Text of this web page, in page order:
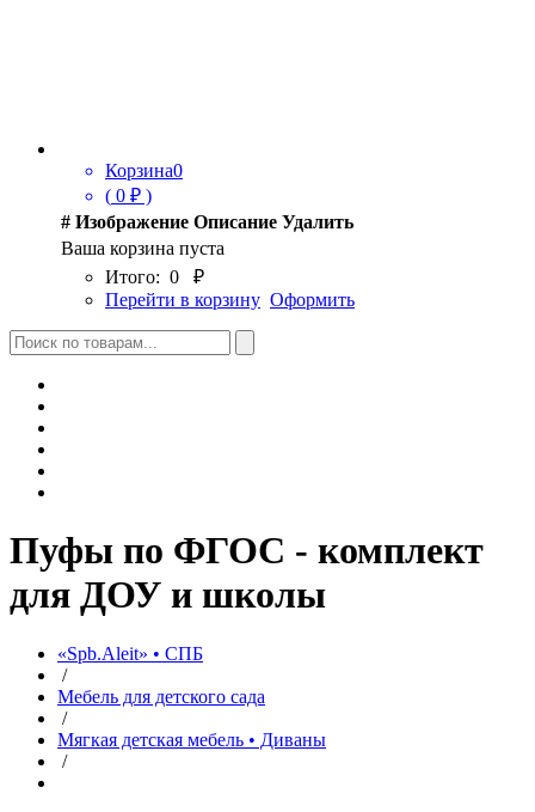
Корзина0
( 0 ₽ )
# Изображение Описание Удалить
Ваша корзина пуста
Итого: 0
₽
Перейти в корзину Оформить
Пуфы по ФГОС - комплект
для ДОУ и школы
«Spb.Aleit» • СПБ
/
Мебель для детского сада
/
Мягкая детская мебель • Диваны
/